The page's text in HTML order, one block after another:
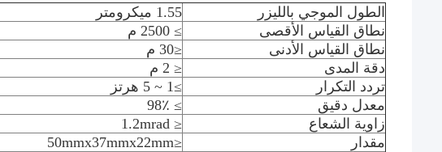
الطول الموجي بالليزر
1.55 ميكرومتر
نطاق القياس الأقصى
≥ 2500 م
نطاق القياس الأدنى
≤30 م
دقة المدى
≤ 2 م
تردد التكرار
≥1 ~ 5 هرتز
معدل دقيق
≥ 98٪
زاوية الشعاع
≤ 1.2mrad
مقدار
≤50mmx37mmx22mm